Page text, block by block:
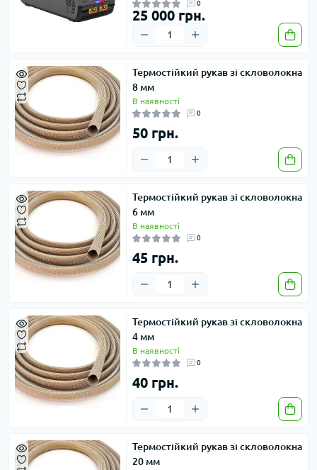
0
25 000 грн.
Термостійкий рукав зі скловолокна
8 мм
В наявності
0
50 грн.
Термостійкий рукав зі скловолокна
6 мм
В наявності
0
45 грн.
Термостійкий рукав зі скловолокна
4 мм
В наявності
0
40 грн.
Термостійкий рукав зі скловолокна
20 мм